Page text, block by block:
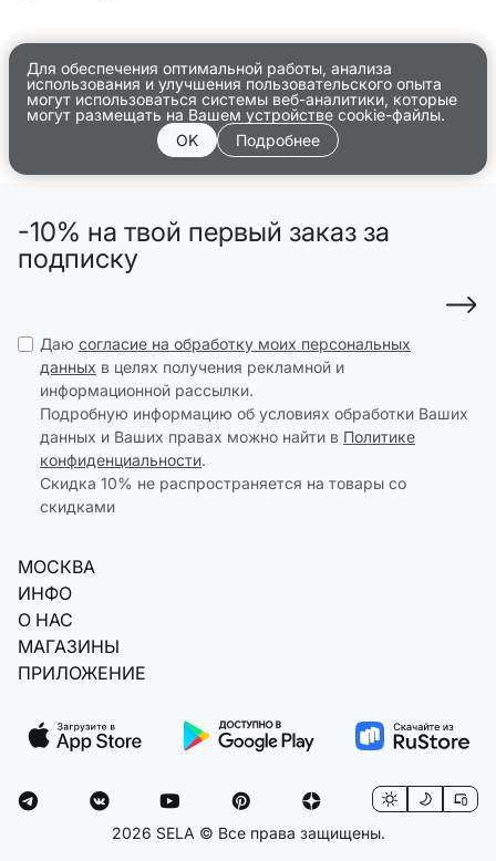
Для обеспечения оптимальной работы, анализа
использования и улучшения пользовательского опыта
могут использоваться системы веб-аналитики, которые
могут размещать на Вашем устройстве cookie-файлы.
OK
Подробнее
-10% на твой первый заказ за
подписку
Даю согласие на обработку моих персональных
данных в целях получения рекламной и
информационной рассылки.
Подробную информацию об условиях обработки Ваших
данных и Ваших правах можно найти в Политике
конфиденциальности.
Скидка 10% не распространяется на товары со
скидками
МОСКВА
ИНФО
О НАС
МАГАЗИНЫ
ПРИЛОЖЕНИЕ
2026 SELA © Все права защищены.